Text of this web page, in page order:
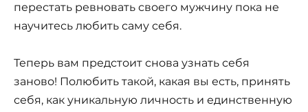
перестать ревновать своего мужчину пока не
научитесь любить саму себя.
Теперь вам предстоит снова узнать себя
заново! Полюбить такой, какая вы есть, принять
себя, как уникальную личность и единственную